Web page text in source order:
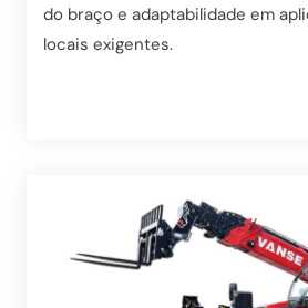
do braço e adaptabilidade em
locais exigentes.